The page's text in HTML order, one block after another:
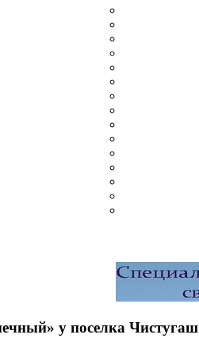
у поселка Чистугаш